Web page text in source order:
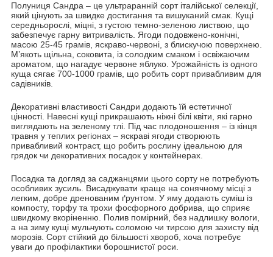
Полуниця Сандра – це ультраранній сорт італійської селекції,
який цінують за швидке достигання та вишуканий смак. Кущі
середньорослі, міцні, з густою темно-зеленою листвою, що
забезпечує гарну витривалість. Ягоди подовжено-конічні,
масою 25-45 грамів, яскраво-червоні, з блискучою поверхнею.
М’якоть щільна, соковита, із солодким смаком і освіжаючим
ароматом, що нагадує червоне яблуко. Урожайність із одного
куща сягає 700-1000 грамів, що робить сорт привабливим для
садівників.
Декоративні властивості Сандри додають їй естетичної
цінності. Навесні кущі прикрашають ніжні білі квіти, які гарно
виглядають на зеленому тлі. Під час плодоношення – із кінця
травня у теплих регіонах – яскраві ягоди створюють
привабливий контраст, що робить рослину ідеальною для
грядок чи декоративних посадок у контейнерах.
Посадка та догляд за саджанцями цього сорту не потребують
особливих зусиль. Висаджувати краще на сонячному місці з
легким, добре дренованим ґрунтом. У яму додають суміш із
компосту, торфу та трохи фосфорного добрива, що сприяє
швидкому вкоріненню. Полив помірний, без надлишку вологи,
а на зиму кущі мульчують соломою чи тирсою для захисту від
морозів. Сорт стійкий до більшості хвороб, хоча потребує
уваги до профілактики борошнистої роси.